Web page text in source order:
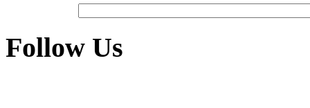
Follow Us